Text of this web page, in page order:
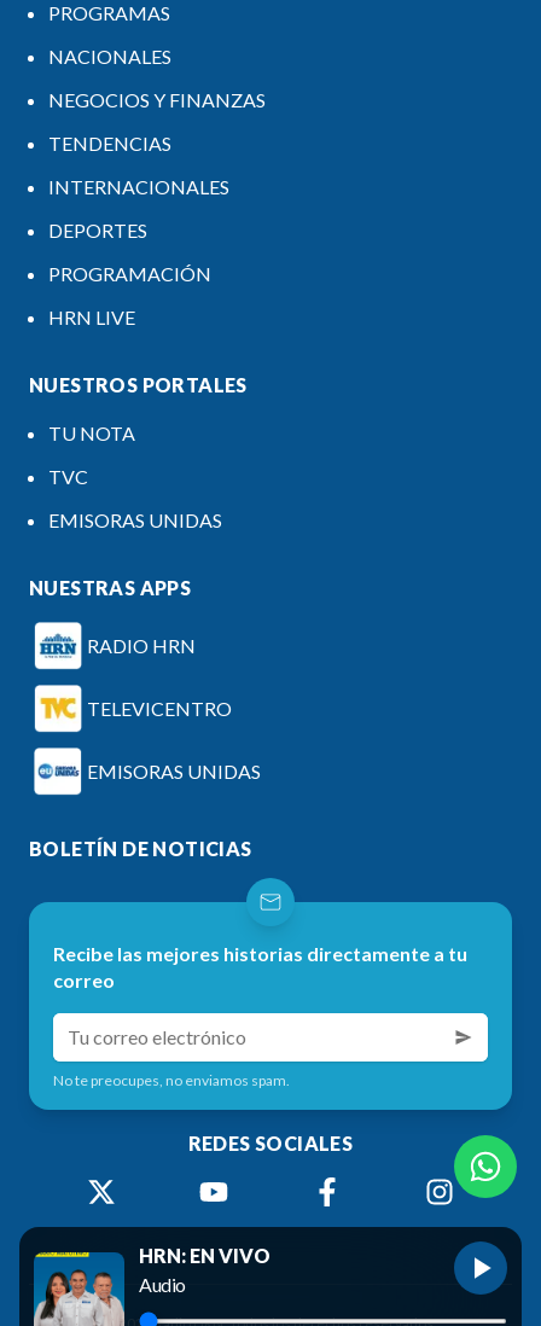
PROGRAMAS
NACIONALES
NEGOCIOS Y FINANZAS
TENDENCIAS
INTERNACIONALES
DEPORTES
PROGRAMACIÓN
HRN LIVE
NUESTROS PORTALES
TU NOTA
TVC
EMISORAS UNIDAS
NUESTRAS APPS
RADIO HRN
TELEVICENTRO
EMISORAS UNIDAS
BOLETÍN DE NOTICIAS
Recibe las mejores historias directamente a tu
correo
No te preocupes, no enviamos spam.
REDES SOCIALES
HRN: EN VIVO
Audio